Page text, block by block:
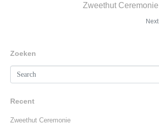
Zweethut Ceremonie
Next
Zoeken
Recent
Zweethut Ceremonie